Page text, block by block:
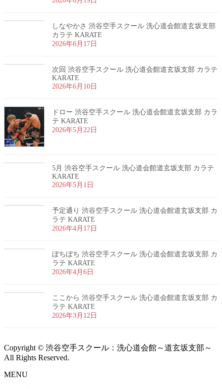
しなやかさ 渋谷空手スクール 洗心道会館道玄坂支部
カラテ KARATE
2026年6月17日
次回 渋谷空手スクール 洗心道会館道玄坂支部 カラテ
KARATE
2026年6月10日
ドロー 渋谷空手スクール 洗心道会館道玄坂支部 カラ
テ KARATE
2026年5月22日
5月 渋谷空手スクール 洗心道会館道玄坂支部 カラテ
KARATE
2026年5月1日
予定通り 渋谷空手スクール 洗心道会館道玄坂支部 カ
ラテ KARATE
2026年4月17日
ぼちぼち 渋谷空手スクール 洗心道会館道玄坂支部 カ
ラテ KARATE
2026年4月6日
ここから 渋谷空手スクール 洗心道会館道玄坂支部 カ
ラテ KARATE
2026年3月12日
Copyright © 渋谷空手スクール：洗心道会館～道玄坂支部～
All Rights Reserved.
MENU